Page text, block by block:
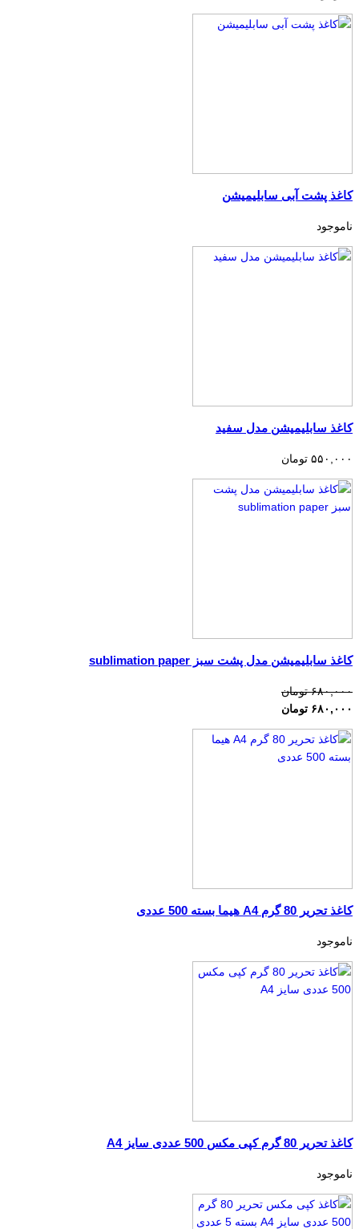
کاغذ پشت آبی سابلیمیشن
ناموجود
کاغذ سابلیمیشن مدل سفید
۵۵۰,۰۰۰ تومان
کاغذ سابلیمیشن مدل پشت سبز sublimation paper
۶۸۰,۰۰۰ تومان
۶۸۰,۰۰۰ تومان
کاغذ تحریر 80 گرم A4 هیما بسته 500 عددی
ناموجود
کاغذ تحریر 80 گرم کپی مکس 500 عددی سایز A4
ناموجود